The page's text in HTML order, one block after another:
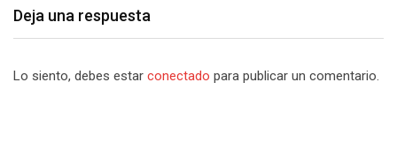
Deja una respuesta
Lo siento, debes estar conectado para publicar un comentario.